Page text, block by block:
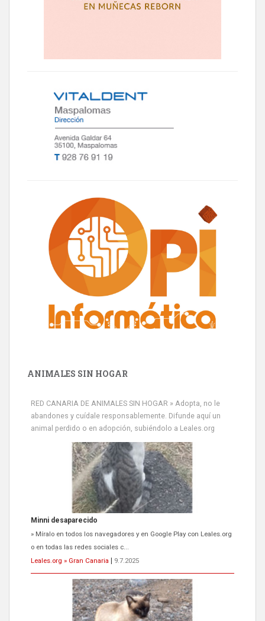
ANIMALES SIN HOGAR
RED CANARIA DE ANIMALES SIN HOGAR » Adopta, no le
abandones y cuídale responsablemente. Difunde aquí un
animal perdido o en adopción, subiéndolo a Leales.org
Minni desaparecido
» Míralo en todos los navegadores y en Google Play con Leales.org
o en todas las redes sociales c...
Leales.org » Gran Canaria
9.7.2025